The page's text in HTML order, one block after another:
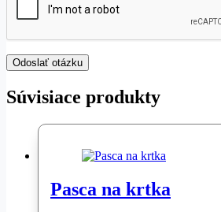
Súvisiace produkty
Pasca na krtka